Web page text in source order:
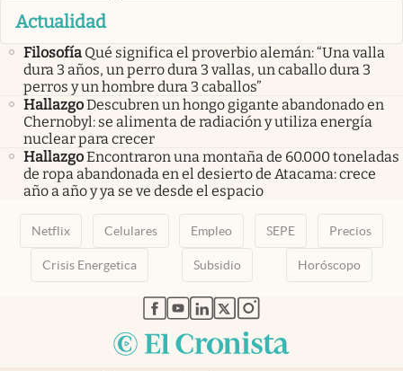
Actualidad
Filosofía Qué significa el proverbio alemán: “Una valla
dura 3 años, un perro dura 3 vallas, un caballo dura 3
perros y un hombre dura 3 caballos”
HallazgoDescubren un hongo gigante abandonado en
Chernobyl: se alimenta de radiación y utiliza energía
nuclear para crecer
HallazgoEncontraron una montaña de 60.000 toneladas
de ropa abandonada en el desierto de Atacama: crece
año a año y ya se ve desde el espacio
Netflix Celulares Empleo SEPE Precios
Crisis Energetica Subsidio Horóscopo
abre en nueva pestaña
abre en nueva pestaña
abre en nueva pestaña
abre en nueva pestaña
abre en nueva pestaña